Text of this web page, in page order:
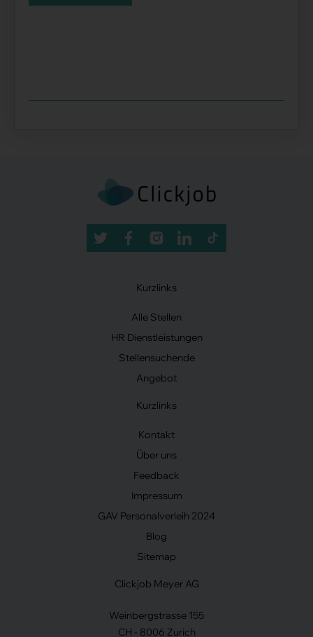
Kurzlinks
Alle Stellen
HR Dienstleistungen
Stellensuchende
Angebot
Kurzlinks
Kontakt
Über uns
Feedback
Impressum
GAV Personalverleih 2024
Blog
Sitemap
Clickjob Meyer AG
Weinbergstrasse 155
CH - 8006 Zurich